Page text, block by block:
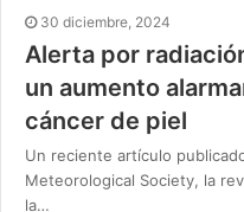
30 diciembre, 2024
Alerta por
un aumento
cáncer de piel
Un reciente artículo
Meteorological Society, la
la…